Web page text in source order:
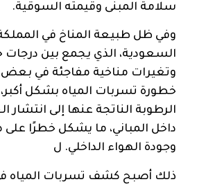
سلامة المبنى وقيمته السوقية.
وفي ظل طبيعة المناخ في
السعودية، الذي يجمع بين درجات
وتغيرات مناخية مفاجئة في بعض
خطورة تسربات المياه بشكل
الرطوبة الناتجة عنها إلى انتشار
داخل المباني، ما يشكل خطرًا
وجودة الهواء الداخلي. ل
ذلك أصبح كشف تسربات المياه